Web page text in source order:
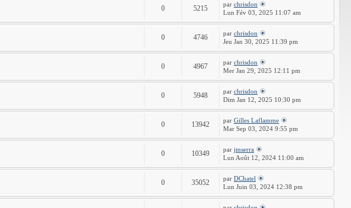
0 5215 par chrisdon
Lun Fév 03, 2025 11:07 am
0 4746 par chrisdon
Jeu Jan 30, 2025 11:39 pm
0 4967 par chrisdon
Mer Jan 29, 2025 12:11 pm
0 5948 par chrisdon
Dim Jan 12, 2025 10:30 pm
0 13942 par Gilles Laflamme
Mar Sep 03, 2024 9:55 pm
0 10349 par jmserra
Lun Août 12, 2024 11:00 am
0 35052 par DChatel
Lun Juin 03, 2024 12:38 pm